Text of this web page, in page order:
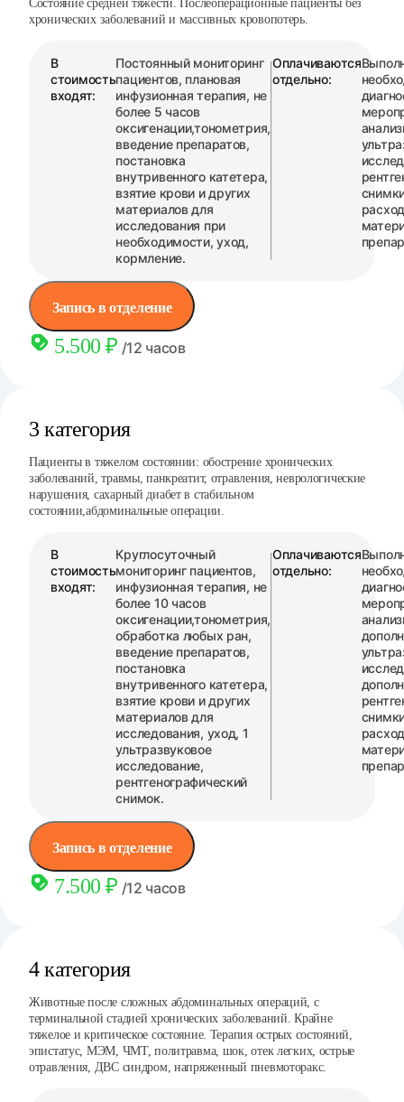
Состояние средней тяжести. Послеоперационные пациенты без
хронических заболеваний и массивных кровопотерь.
В
стоимость
входят:
Постоянный мониторинг
пациентов, плановая
инфузионная терапия, не
более 5 часов
оксигенации,тонометрия,
введение препаратов,
постановка
внутривенного катетера,
взятие крови и других
материалов для
исследования при
необходимости, уход,
кормление.
Оплачиваются
отдельно:
Запись в отделение
5.500 ₽ /12 часов
3 категория
Пациенты в тяжелом состоянии: обострение хронических
заболеваний, травмы, панкреатит, отравления, неврологические
нарушения, сахарный диабет в стабильном
состоянии,абдоминальные операции.
В
стоимость
входят:
Круглосуточный
мониторинг пациентов,
инфузионная терапия, не
более 10 часов
оксигенации,тонометрия,
обработка любых ран,
введение препаратов,
постановка
внутривенного катетера,
взятие крови и других
материалов для
исследования, уход, 1
ультразвуковое
исследование,
рентгенографический
снимок.
Оплачиваются
отдельно:
Запись в отделение
7.500 ₽ /12 часов
4 категория
Животные после сложных абдоминальных операций, с
терминальной стадией хронических заболеваний. Крайне
тяжелое и критическое состояние. Терапия острых состояний,
эпистатус, МЭМ, ЧМТ, политравма, шок, отек легких, острые
отравления, ДВС синдром, напряженный пневмоторакс.